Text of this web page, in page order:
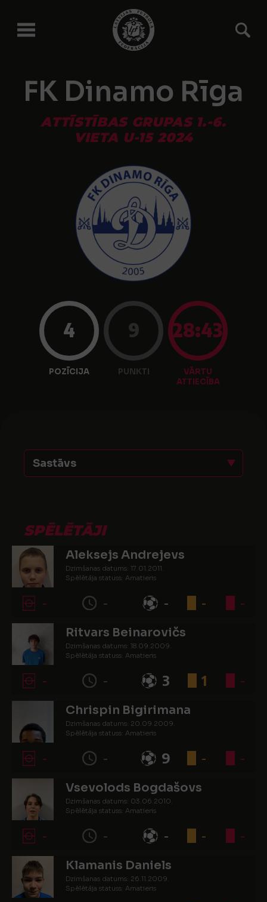
FK Dinamo Rīga
ATTĪSTĪBAS GRUPAS 1.-6.
VIETA U-15 2024
4
POZĪCIJA
9
PUNKTI
28:43
VĀRTU
ATTIECĪBA
Sastāvs
SPĒLĒTĀJI
Aleksejs Andrejevs
Dzimšanas datums: 17.01.2011.
Spēlētāja statuss: Amatieris
- - - - -
Ritvars Beinarovičs
Dzimšanas datums: 18.09.2009.
Spēlētāja statuss: Amatieris
- - 3 1 -
Chrispin Bigirimana
Dzimšanas datums: 20.09.2009.
Spēlētāja statuss: Amatieris
- - 9 - -
Vsevolods Bogdašovs
Dzimšanas datums: 03.06.2010.
Spēlētāja statuss: Amatieris
- - - - -
Klamanis Daniels
Dzimšanas datums: 26.11.2009.
Spēlētāja statuss: Amatieris